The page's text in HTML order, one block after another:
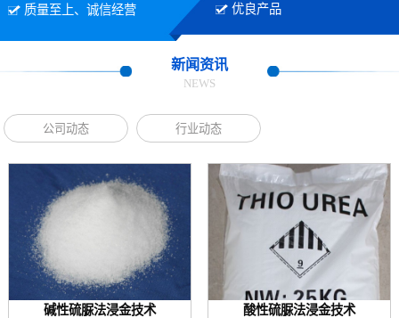
质量至上、诚信经营 优良产品
新闻资讯
NEWS
公司动态 行业动态
碱性硫脲法浸金技术 酸性硫脲法浸金技术